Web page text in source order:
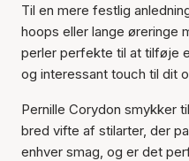
Til en mere festlig
hoops eller lange øreringe
perler perfekte til at tilføje
og interessant touch til dit
Pernille Corydon smykker
bred vifte af stilarter, der
enhver smag, og er det